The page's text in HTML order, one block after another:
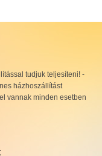
tudjuk teljesíteni! -
házhoszállítást
vannak minden esetben